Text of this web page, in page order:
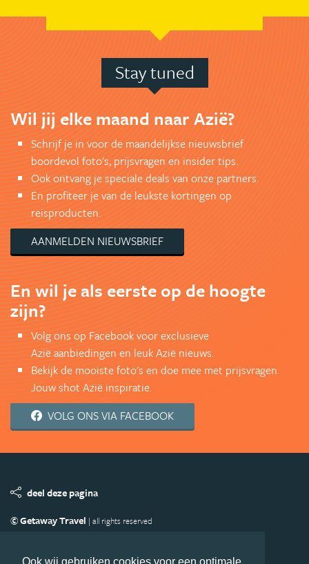
Ook wij gebruiken cookies voor een optimale
Stay tuned
Wil jij elke maand naar Azië?
Schrijf je in voor de maandelijkse nieuwsbrief
boordevol foto's, prijsvragen en insider tips.
Ook ontvang je speciale deals van onze partners.
En profiteer je van de leukste kortingen op
reisproducten.
AANMELDEN NIEUWSBRIEF
En wil je als eerste op de hoogte
zijn?
Volg ons op Facebook voor exclusieve
Azië aanbiedingen en leuk Azië nieuws.
Bekijk de mooiste foto's en doe mee met prijsvragen.
Jouw shot Azië inspiratie.
VOLG ONS VIA FACEBOOK
deel deze pagina
© Getaway Travel | all rights reserved
Copyright
Privacy statement Disclaimer Cookies